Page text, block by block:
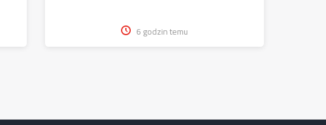
6 godzin temu